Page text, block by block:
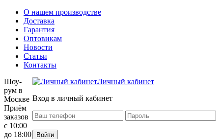
О нашем производстве
Доставка
Гарантия
Оптовикам
Новости
Статьи
Контакты
Личный кабинет
Вход в личный кабинет
Шоу-
рум в
Москве
Приём
заказов
с 10:00
до 18:00